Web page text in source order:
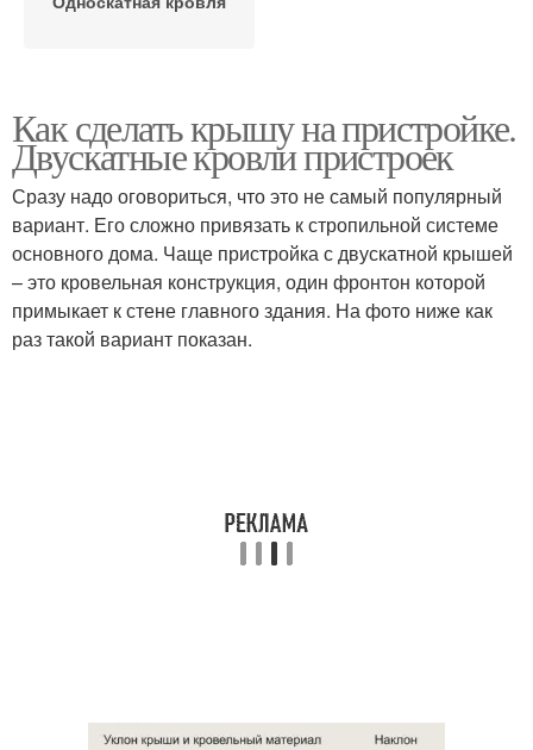
Как сделать крышу на пристройке.
Двускатные кровли пристроек
Сразу надо оговориться, что это не самый популярный
вариант. Его сложно привязать к стропильной системе
основного дома. Чаще пристройка с двускатной крышей
– это кровельная конструкция, один фронтон которой
примыкает к стене главного здания. На фото ниже как
раз такой вариант показан.